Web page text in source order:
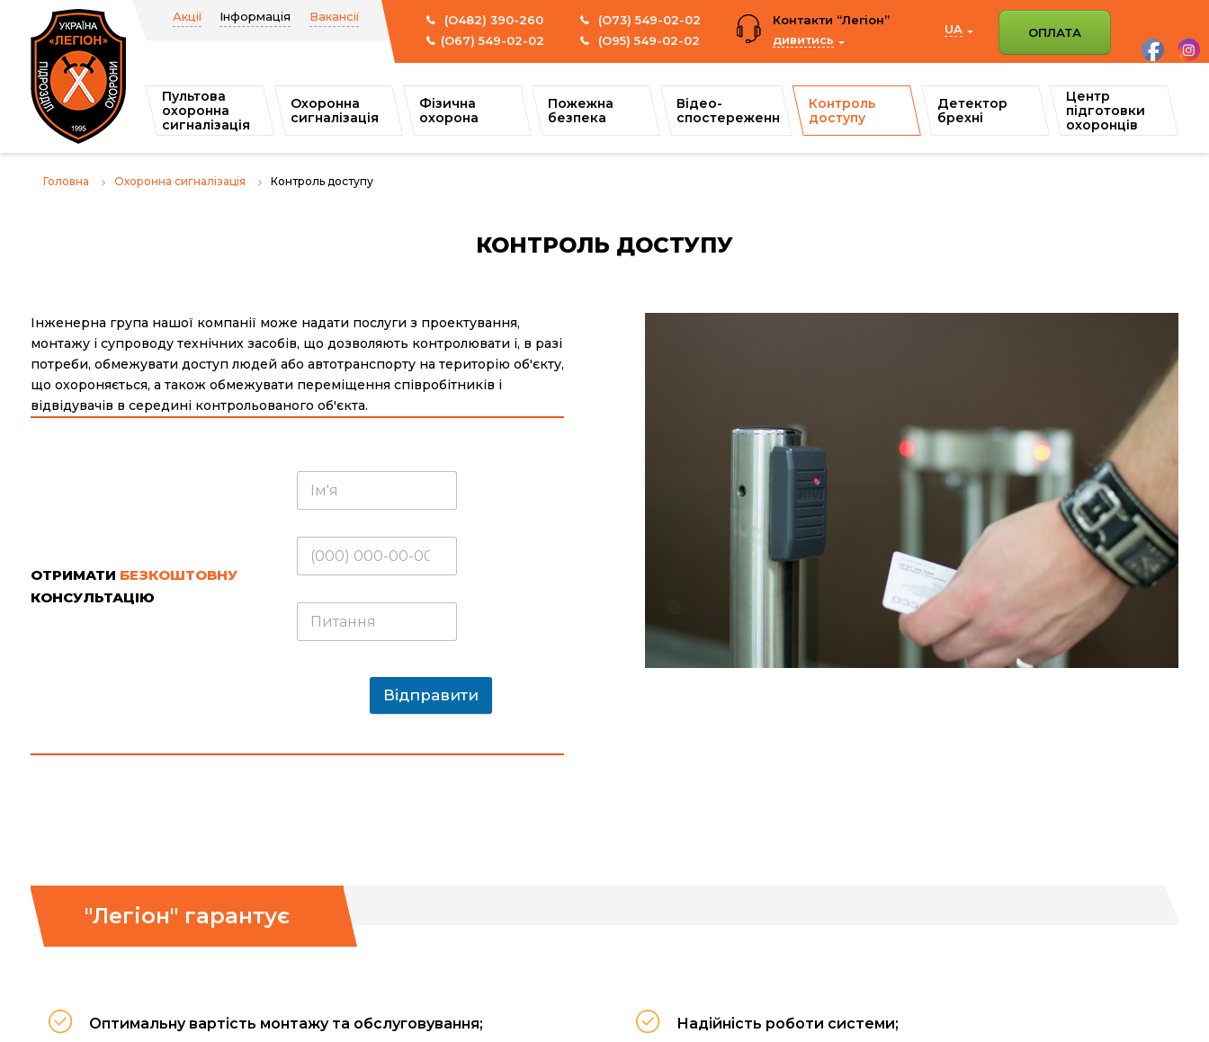
Перейти
Легион
Акції Інформація Вакансії
(О482) 390-260
(О67) 549-02-02
(О73) 549-02-02
(O95) 549-02-02
Контакти “Легіон”
дивитись
UA ОПЛАТА
Пультова
охоронна
сигналізація
Охоронна
сигналізація
Фізична
охорона
Пожежна
безпека
Відео-
спостереження
Контроль
доступу
Детектор
брехні
Центр
підготовки
охоронців
Головна Охоронна сигналізація Контроль доступу
КОНТРОЛЬ ДОСТУПУ
Інженерна група нашої компанії може надати послуги з проектування,
монтажу і супроводу технічних засобів, що дозволяють контролювати і, в разі
потреби, обмежувати доступ людей або автотранспорту на територію об'єкту,
що охороняється, а також обмежувати переміщення співробітників і
відвідувачів в середині контрольованого об'єкта.
ОТРИМАТИ БЕЗКОШТОВНУ
КОНСУЛЬТАЦІЮ
Відправити
"Легіон" гарантує
Оптимальну вартість монтажу та обслуговування; Надійність роботи системи;